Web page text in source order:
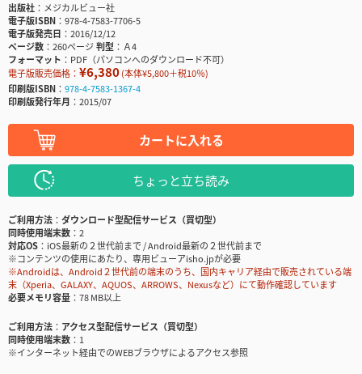
出版社
メジカルビュー社
電子版ISBN
978-4-7583-7706-5
電子版発売日
2016/12/12
ページ数
260ページ判型
Ａ4
フォーマット
PDF（パソコンへのダウンロード不可）
電子版販売価格： ¥6,380(本体¥5,800＋税10％)
印刷版ISBN
978-4-7583-1367-4
印刷版発行年月
2015/07
カートに入れる
ちょっと立ち読み
ご利用方法
ダウンロード型配信サービス（買切型）
同時使用端末数
2
対応OS
iOS最新の２世代前まで / Android最新の２世代前まで
※コンテンツの使用にあたり、専用ビューアisho.jpが必要
※Androidは、Android２世代前の端末のうち、国内キャリア経由で販売されている端
末（Xperia、GALAXY、AQUOS、ARROWS、Nexusなど）にて動作確認しています
必要メモリ容量
78 MB以上
ご利用方法
アクセス型配信サービス（買切型）
同時使用端末数
1
※インターネット経由でのWEBブラウザによるアクセス参照